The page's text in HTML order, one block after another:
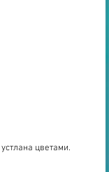
цветами.